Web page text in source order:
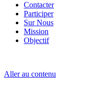
Contacter
Participer
Sur Nous
Mission
Objectif
Aller au contenu